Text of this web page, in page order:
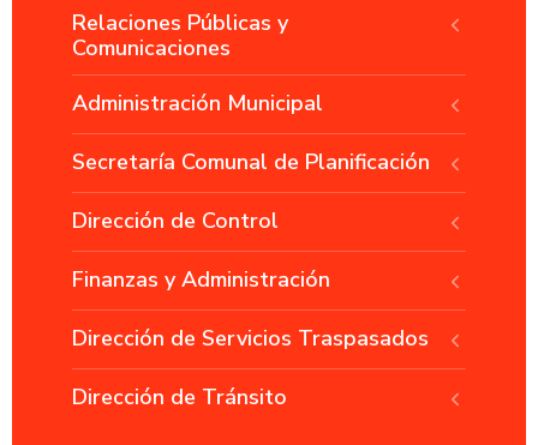
Relaciones Públicas y
Comunicaciones
Administración Municipal
Secretaría Comunal de Planificación
Dirección de Control
Finanzas y Administración
Dirección de Servicios Traspasados
Dirección de Tránsito